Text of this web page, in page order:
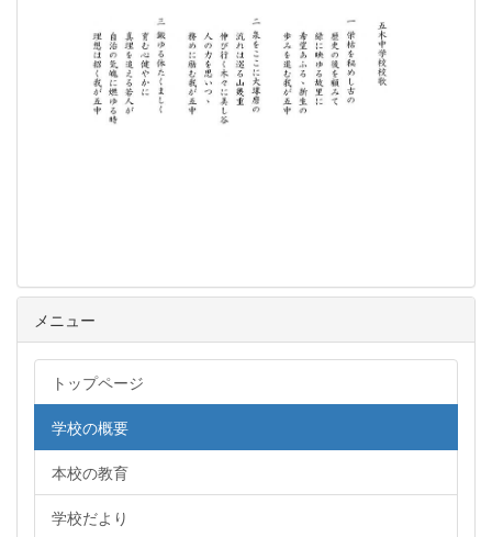
メニュー
トップページ
学校の概要
本校の教育
学校だより